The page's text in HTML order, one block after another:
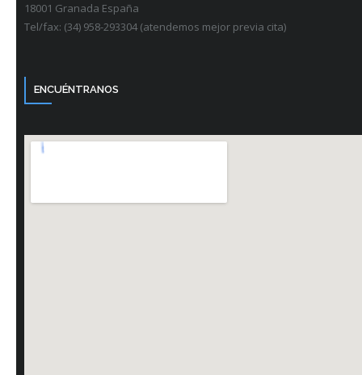
18001 Granada España
Tel/fax: (34) 958-293304 (atendemos mejor previa cita)
ENCUÉNTRANOS